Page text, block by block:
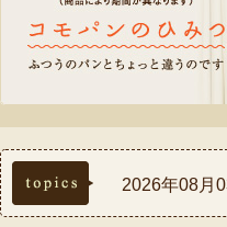
topics
2026年08月
2026年07月